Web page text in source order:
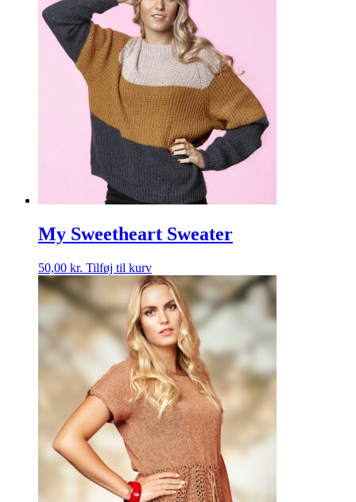
My Sweetheart Sweater
50,00 kr. Tilføj til kurv